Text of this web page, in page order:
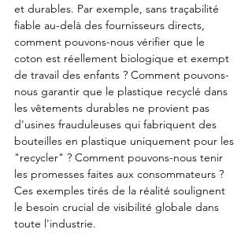
et durables. Par exemple, sans traçabilité
fiable au-delà des fournisseurs directs,
comment pouvons-nous vérifier que le
coton est réellement biologique et exempt
de travail des enfants ? Comment pouvons-
nous garantir que le plastique recyclé dans
les vêtements durables ne provient pas
d'usines frauduleuses qui fabriquent des
bouteilles en plastique uniquement pour les
"recycler" ? Comment pouvons-nous tenir
les promesses faites aux consommateurs ?
Ces exemples tirés de la réalité soulignent
le besoin crucial de visibilité globale dans
toute l'industrie.